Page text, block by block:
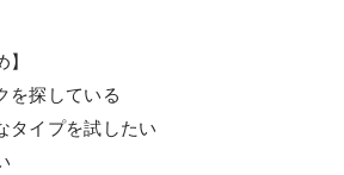
を探している
タイプを試したい